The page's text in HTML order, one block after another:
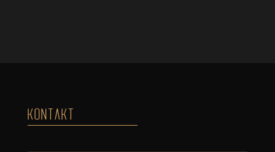
KONTAKT